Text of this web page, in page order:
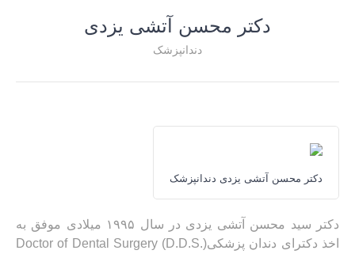
دکتر محسن آتشی یزدی
دندانپزشک
دکتر محسن آتشی یزدی دندانپزشک
دکتر سید محسن آتشی یزدی در سال ۱۹۹۵ میلادی موفق به
اخذ دکترای دندان پزشکیDoctor of Dental Surgery (D.D.S.)